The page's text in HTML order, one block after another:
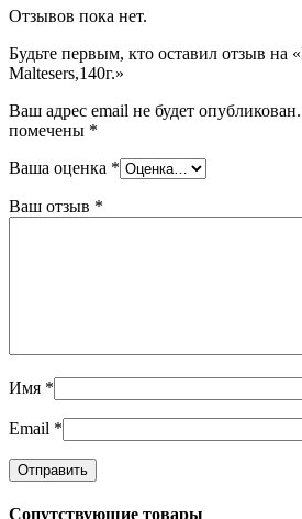
Отзывов пока нет.
Будьте первым, кто оставил отзыв на
Maltesers,140г.»
Ваш адрес email не будет опубликован.
помечены *
Ваша оценка *
Ваш отзыв *
Имя *
Email *
Сопутствующие товары